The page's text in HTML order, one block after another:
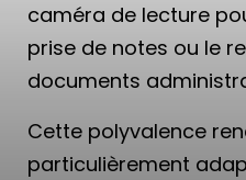
caméra de lecture
prise de notes ou le
documents
Cette polyvalence
particulièrement